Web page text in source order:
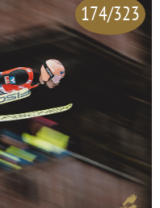
174/323